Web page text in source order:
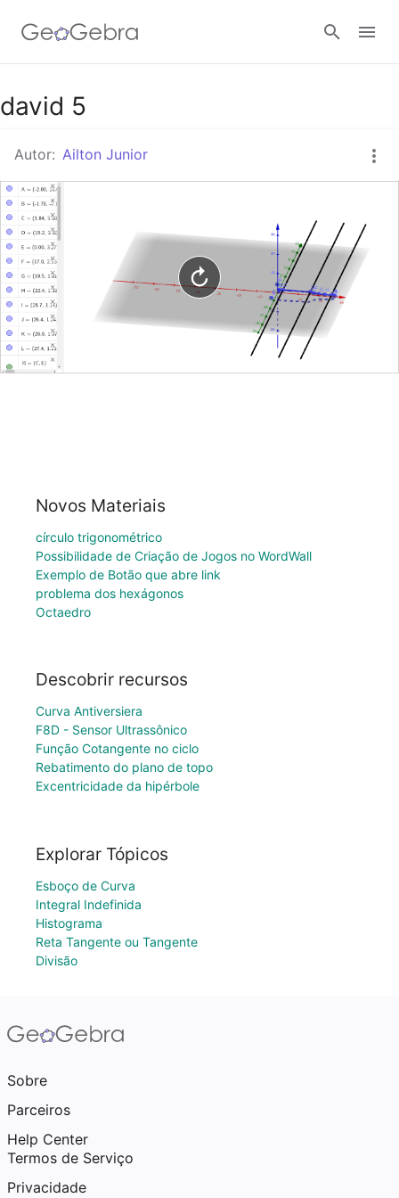
Google Classroom
Tarefa
david 5
Autor: Ailton Junior
Novos Materiais
círculo trigonométrico
Possibilidade de Criação de Jogos no WordWall
Exemplo de Botão que abre link
problema dos hexágonos
Octaedro
Descobrir recursos
Curva Antiversiera
F8D - Sensor Ultrassônico
Função Cotangente no ciclo
Rebatimento do plano de topo
Excentricidade da hipérbole
Explorar Tópicos
Esboço de Curva
Integral Indefinida
Histograma
Reta Tangente ou Tangente
Divisão
Sobre
Parceiros
Help Center
Termos de Serviço
Privacidade